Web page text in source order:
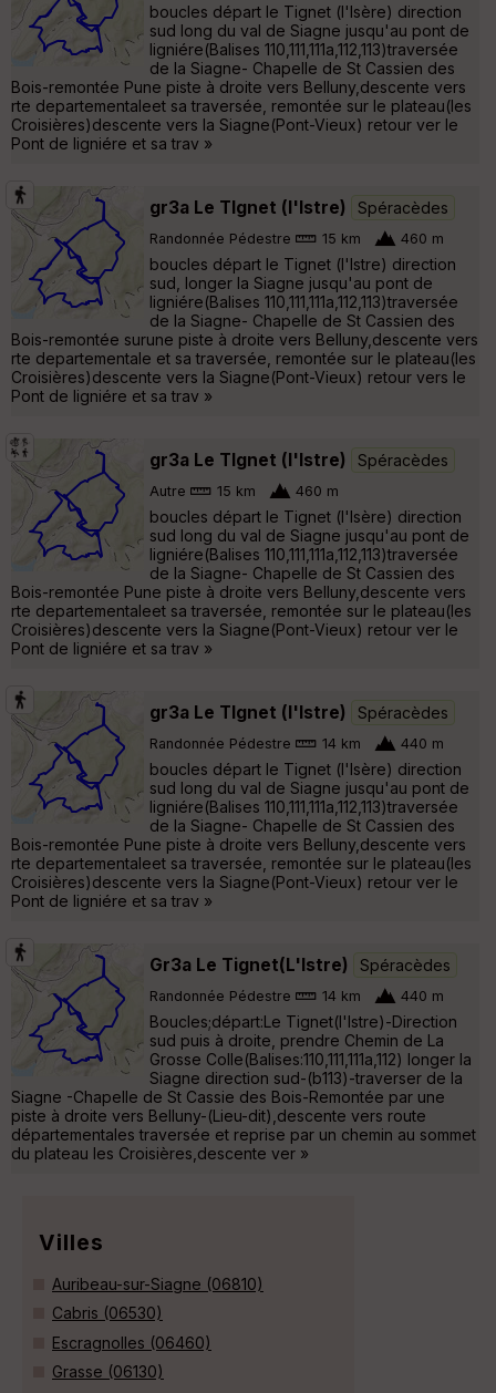
boucles départ le Tignet (l'Isère) direction
sud long du val de Siagne jusqu'au pont de
ligniére(Balises 110,111,111a,112,113)traversée
de la Siagne- Chapelle de St Cassien des
Bois-remontée Pune piste à droite vers Belluny,descente vers
rte departementaleet sa traversée, remontée sur le plateau(les
Croisières)descente vers la Siagne(Pont-Vieux) retour ver le
Pont de ligniére et sa trav »
gr3a Le TIgnet (l'Istre) Spéracèdes
Randonnée Pédestre 15 km 460 m
boucles départ le Tignet (l'Istre) direction
sud, longer la Siagne jusqu'au pont de
ligniére(Balises 110,111,111a,112,113)traversée
de la Siagne- Chapelle de St Cassien des
Bois-remontée surune piste à droite vers Belluny,descente vers
rte departementale et sa traversée, remontée sur le plateau(les
Croisières)descente vers la Siagne(Pont-Vieux) retour vers le
Pont de ligniére et sa trav »
gr3a Le TIgnet (l'Istre) Spéracèdes
Autre 15 km 460 m
boucles départ le Tignet (l'Isère) direction
sud long du val de Siagne jusqu'au pont de
ligniére(Balises 110,111,111a,112,113)traversée
de la Siagne- Chapelle de St Cassien des
Bois-remontée Pune piste à droite vers Belluny,descente vers
rte departementaleet sa traversée, remontée sur le plateau(les
Croisières)descente vers la Siagne(Pont-Vieux) retour ver le
Pont de ligniére et sa trav »
gr3a Le TIgnet (l'Istre) Spéracèdes
Randonnée Pédestre 14 km 440 m
boucles départ le Tignet (l'Isère) direction
sud long du val de Siagne jusqu'au pont de
ligniére(Balises 110,111,111a,112,113)traversée
de la Siagne- Chapelle de St Cassien des
Bois-remontée Pune piste à droite vers Belluny,descente vers
rte departementaleet sa traversée, remontée sur le plateau(les
Croisières)descente vers la Siagne(Pont-Vieux) retour ver le
Pont de ligniére et sa trav »
Gr3a Le Tignet(L'Istre) Spéracèdes
Randonnée Pédestre 14 km 440 m
Boucles;départ:Le Tignet(l'Istre)-Direction
sud puis à droite, prendre Chemin de La
Grosse Colle(Balises:110,111,111a,112) longer la
Siagne direction sud-(b113)-traverser de la
Siagne -Chapelle de St Cassie des Bois-Remontée par une
piste à droite vers Belluny-(Lieu-dit),descente vers route
départementales traversée et reprise par un chemin au sommet
du plateau les Croisières,descente ver »
Villes
Auribeau-sur-Siagne (06810)
Cabris (06530)
Escragnolles (06460)
Grasse (06130)